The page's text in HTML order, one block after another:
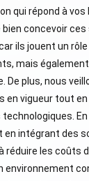
qui répond à vos
bien concevoir
ils jouent un
mais
De plus, nous
en vigueur tout
en intégrant des
réduire les coûts
environnement